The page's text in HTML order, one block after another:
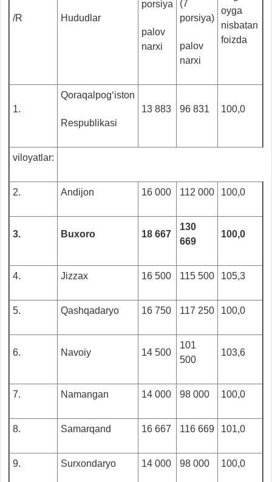
/R Hududlar
porsiya
palov
narxi
(7
porsiya)
palov
narxi
oyga
nisbatan
foizda
1.
Qoraqalpog‘iston
Respublikasi
13 883 96 831 100,0
viloyatlar:
2. Andijon 16 000 112 000 100,0
3. Buxoro 18 667
130
669
100,0
4. Jizzax 16 500 115 500 105,3
5. Qashqadaryo 16 750 117 250 100,0
6. Navoiy 14 500
101
500
103,6
7. Namangan 14 000 98 000 100,0
8. Samarqand 16 667 116 669 101,0
9. Surxondaryo 14 000 98 000 100,0